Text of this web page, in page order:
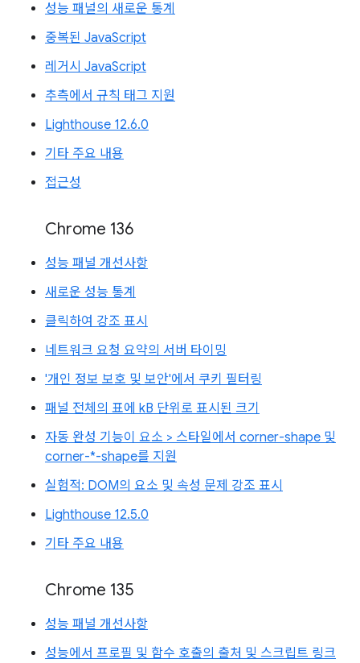
성능 패널의 새로운 통계
중복된 JavaScript
레거시 JavaScript
추측에서 규칙 태그 지원
Lighthouse 12.6.0
기타 주요 내용
접근성
Chrome 136
성능 패널 개선사항
새로운 성능 통계
클릭하여 강조 표시
네트워크 요청 요약의 서버 타이밍
'개인 정보 보호 및 보안'에서 쿠키 필터링
패널 전체의 표에 kB 단위로 표시된 크기
자동 완성 기능이 요소 > 스타일에서 corner-shape 및
corner-*-shape를 지원
실험적: DOM의 요소 및 속성 문제 강조 표시
Lighthouse 12.5.0
기타 주요 내용
Chrome 135
성능 패널 개선사항
성능에서 프로필 및 함수 호출의 출처 및 스크립트 링크